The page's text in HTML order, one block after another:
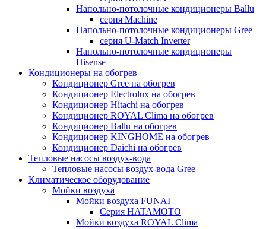
Напольно-потолочные кондиционеры Ballu
серия Machine
Напольно-потолочные кондиционеры Gree
серия U-Match Inverter
Напольно-потолочные кондиционеры
Hisense
Кондиционеры на обогрев
Кондиционер Gree на обогрев
Кондиционер Electrolux на обогрев
Кондиционер Hitachi на обогрев
Кондиционер ROYAL Clima на обогрев
Кондиционер Ballu на обогрев
Кондиционер KINGHOME на обогрев
Кондиционер Daichi на обогрев
Тепловые насосы воздух-вода
Тепловые насосы воздух-вода Gree
Климатическое оборудование
Мойки воздуха
Мойки воздуха FUNAI
Серия HATAMOTO
Мойки воздуха ROYAL Clima